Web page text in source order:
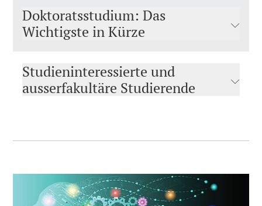
Doktoratsstudium: Das
Wichtigste in Kürze
Studieninteressierte und
ausserfakultäre Studierende